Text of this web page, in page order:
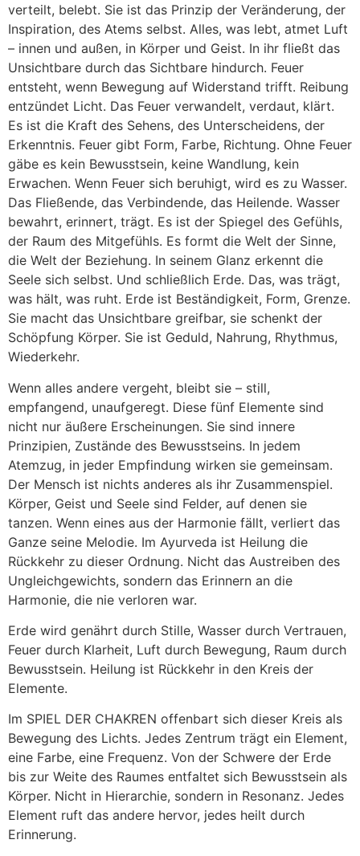
verteilt, belebt. Sie ist das Prinzip der Veränderung, der
Inspiration, des Atems selbst. Alles, was lebt, atmet Luft
– innen und außen, in Körper und Geist. In ihr fließt das
Unsichtbare durch das Sichtbare hindurch. Feuer
entsteht, wenn Bewegung auf Widerstand trifft. Reibung
entzündet Licht. Das Feuer verwandelt, verdaut, klärt.
Es ist die Kraft des Sehens, des Unterscheidens, der
Erkenntnis. Feuer gibt Form, Farbe, Richtung. Ohne Feuer
gäbe es kein Bewusstsein, keine Wandlung, kein
Erwachen. Wenn Feuer sich beruhigt, wird es zu Wasser.
Das Fließende, das Verbindende, das Heilende. Wasser
bewahrt, erinnert, trägt. Es ist der Spiegel des Gefühls,
der Raum des Mitgefühls. Es formt die Welt der Sinne,
die Welt der Beziehung. In seinem Glanz erkennt die
Seele sich selbst. Und schließlich Erde. Das, was trägt,
was hält, was ruht. Erde ist Beständigkeit, Form, Grenze.
Sie macht das Unsichtbare greifbar, sie schenkt der
Schöpfung Körper. Sie ist Geduld, Nahrung, Rhythmus,
Wiederkehr.
Wenn alles andere vergeht, bleibt sie – still,
empfangend, unaufgeregt. Diese fünf Elemente sind
nicht nur äußere Erscheinungen. Sie sind innere
Prinzipien, Zustände des Bewusstseins. In jedem
Atemzug, in jeder Empfindung wirken sie gemeinsam.
Der Mensch ist nichts anderes als ihr Zusammenspiel.
Körper, Geist und Seele sind Felder, auf denen sie
tanzen. Wenn eines aus der Harmonie fällt, verliert das
Ganze seine Melodie. Im Ayurveda ist Heilung die
Rückkehr zu dieser Ordnung. Nicht das Austreiben des
Ungleichgewichts, sondern das Erinnern an die
Harmonie, die nie verloren war.
Erde wird genährt durch Stille, Wasser durch Vertrauen,
Feuer durch Klarheit, Luft durch Bewegung, Raum durch
Bewusstsein. Heilung ist Rückkehr in den Kreis der
Elemente.
Im SPIEL DER CHAKREN offenbart sich dieser Kreis als
Bewegung des Lichts. Jedes Zentrum trägt ein Element,
eine Farbe, eine Frequenz. Von der Schwere der Erde
bis zur Weite des Raumes entfaltet sich Bewusstsein als
Körper. Nicht in Hierarchie, sondern in Resonanz. Jedes
Element ruft das andere hervor, jedes heilt durch
Erinnerung.